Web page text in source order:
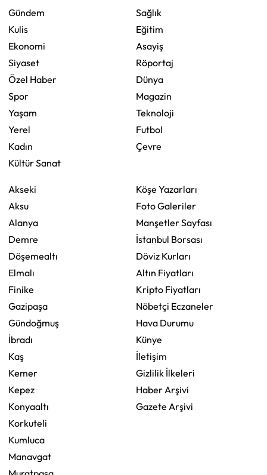
Gündem
Kulis
Ekonomi
Siyaset
Özel Haber
Spor
Yaşam
Yerel
Kadın
Kültür Sanat
Sağlık
Eğitim
Asayiş
Röportaj
Dünya
Magazin
Teknoloji
Futbol
Çevre
Akseki
Aksu
Alanya
Demre
Döşemealtı
Elmalı
Finike
Gazipaşa
Gündoğmuş
İbradı
Kaş
Kemer
Kepez
Konyaaltı
Korkuteli
Kumluca
Manavgat
Köşe Yazarları
Foto Galeriler
Manşetler Sayfası
İstanbul Borsası
Döviz Kurları
Altın Fiyatları
Kripto Fiyatları
Nöbetçi Eczaneler
Hava Durumu
Künye
İletişim
Gizlilik İlkeleri
Haber Arşivi
Gazete Arşivi